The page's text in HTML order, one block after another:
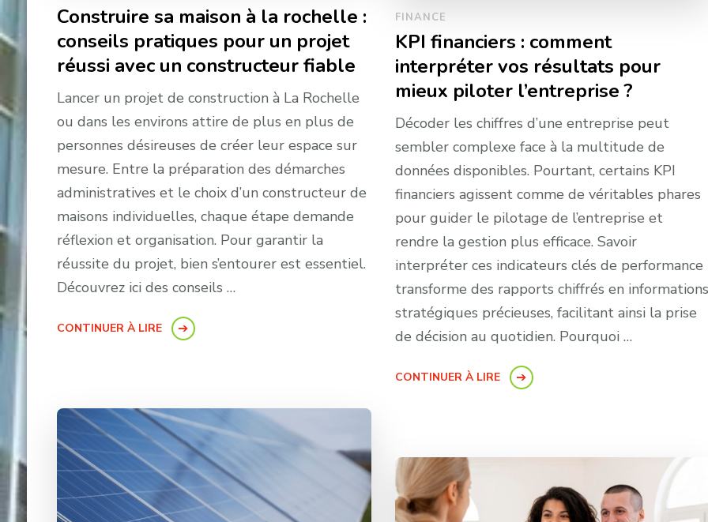
Construire sa maison à la rochelle :
conseils pratiques pour un projet
réussi avec un constructeur fiable
Lancer un projet de construction à La Rochelle
ou dans les environs attire de plus en plus de
personnes désireuses de créer leur espace sur
mesure. Entre la préparation des démarches
administratives et le choix d’un constructeur de
maisons individuelles, chaque étape demande
réflexion et organisation. Pour garantir la
réussite du projet, bien s’entourer est essentiel.
Découvrez ici des conseils …
CONTINUER À LIRE
FINANCE
KPI financiers : comment
interpréter vos résultats pour
mieux piloter l’entreprise ?
Décoder les chiffres d’une entreprise peut
sembler complexe face à la multitude de
données disponibles. Pourtant, certains KPI
financiers agissent comme de véritables phares
pour guider le pilotage de l’entreprise et
rendre la gestion plus efficace. Savoir
interpréter ces indicateurs clés de performance
transforme des rapports chiffrés en informations
stratégiques précieuses, facilitant ainsi la prise
de décision au quotidien. Pourquoi …
CONTINUER À LIRE